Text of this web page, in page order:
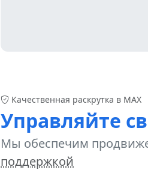
Качественная раскрутка в MAX
Управляйте
Мы обеспечим
поддержкой